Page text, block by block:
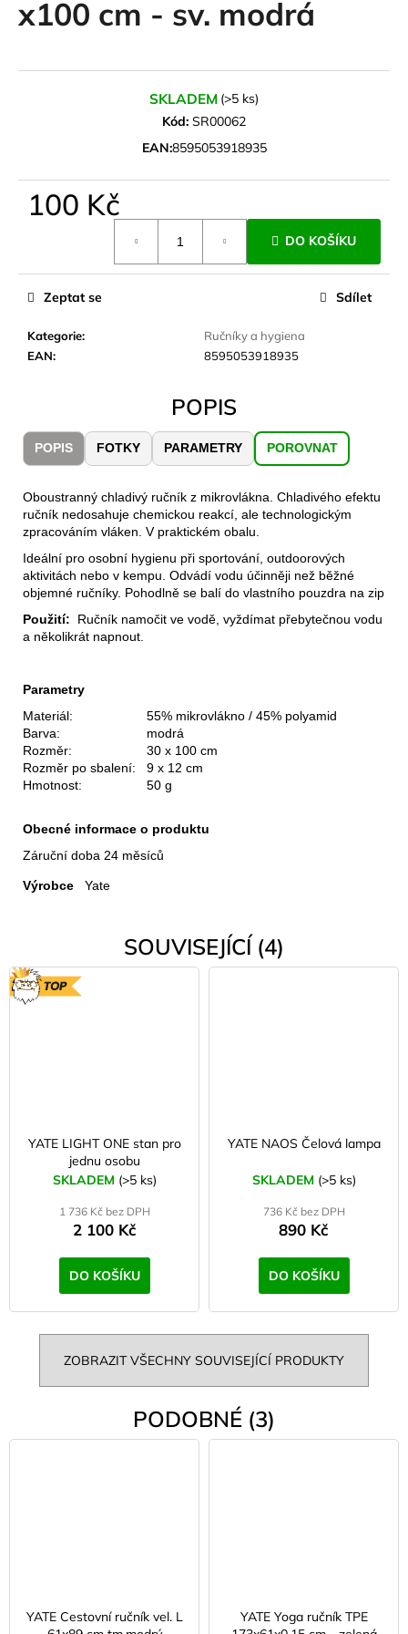
x100 cm - sv. modrá
SKLADEM (>5 ks)
Kód: SR00062
EAN:8595053918935
100 Kč
DO KOŠÍKU
Kategorie:
Ručníky a hygiena
EAN: 8595053918935
Zeptat se Sdílet
POPIS
POPIS FOTKY PARAMETRY POROVNAT
Oboustranný chladivý ručník z mikrovlákna. Chladivého efektu
ručník nedosahuje chemickou reakcí, ale technologickým
zpracováním vláken. V praktickém obalu.
Ideální pro osobní hygienu při sportování, outdoorových
aktivitách nebo v kempu. Odvádí vodu účinněji než běžné
objemné ručníky. Pohodlně se balí do vlastního pouzdra na zip
Použití: Ručník namočit ve vodě, vyždímat přebytečnou vodu
a několikrát napnout.
Parametry
Materiál:
55% mikrovlákno / 45% polyamid
Barva:
modrá
Rozměr:
30 x 100 cm
Rozměr po sbalení: 9 x 12 cm
Hmotnost:
50 g
Obecné informace o produktu
Záruční doba 24 měsíců
Výrobce Yate
SOUVISEJÍCÍ (4)
YATE LIGHT ONE stan pro
jednu osobu
SKLADEM (>5 ks)
1 736 Kč bez DPH
2 100 Kč
DO KOŠÍKU
YATE NAOS Čelová lampa
SKLADEM (>5 ks)
736 Kč bez DPH
890 Kč
DO KOŠÍKU
ZOBRAZIT VŠECHNY SOUVISEJÍCÍ PRODUKTY
PODOBNÉ (3)
YATE Cestovní ručník vel. L
YATE Yoga ručník TPE
a
í
D
p
o
u
e
m
e
CARNOSPORT
GEL
100
ML
899